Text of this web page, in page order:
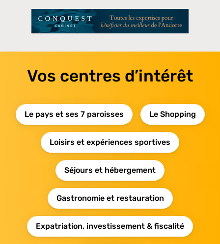
Vos centres d’intérêt
Le pays et ses 7 paroisses Le Shopping
Loisirs et expériences sportives
Séjours et hébergement
Gastronomie et restauration
Expatriation, investissement & fiscalité